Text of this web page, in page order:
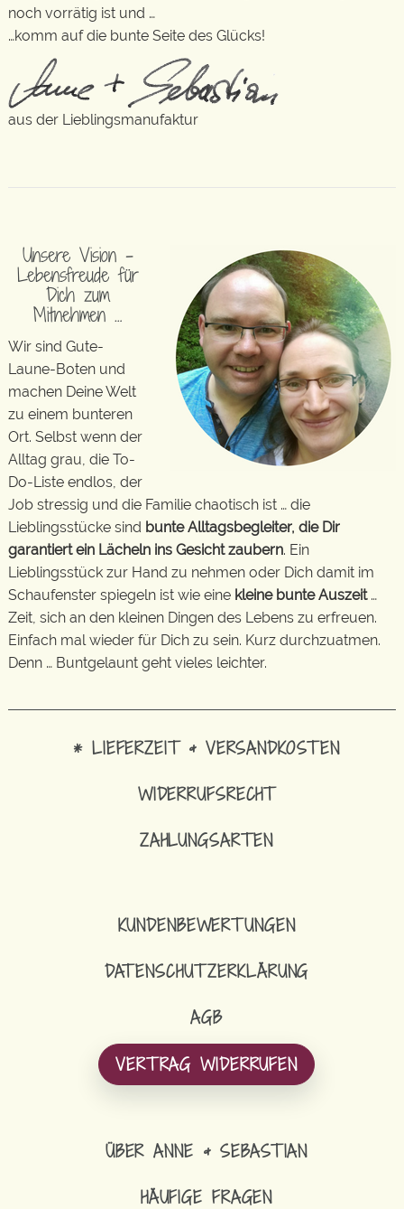
noch vorrätig ist und …
…komm auf die bunte Seite des Glücks!
aus der Lieblingsmanufaktur
Unsere Vision –
Lebensfreude für
Dich zum
Mitnehmen …
Wir sind Gute-
Laune-Boten und
machen Deine Welt
zu einem bunteren
Ort. Selbst wenn der
Alltag grau, die To-
Do-Liste endlos, der
Job stressig und die Familie chaotisch ist … die
Lieblingsstücke sind bunte Alltagsbegleiter, die Dir
garantiert ein Lächeln ins Gesicht zaubern. Ein
Lieblingsstück zur Hand zu nehmen oder Dich damit im
Schaufenster spiegeln ist wie eine kleine bunte Auszeit…
Zeit, sich an den kleinen Dingen des Lebens zu erfreuen.
Einfach mal wieder für Dich zu sein. Kurz durchzuatmen.
Denn … Buntgelaunt geht vieles leichter.
* LIEFERZEIT & VERSANDKOSTEN
WIDERRUFSRECHT
ZAHLUNGSARTEN
KUNDENBEWERTUNGEN
DATENSCHUTZERKLÄRUNG
AGB
VERTRAG WIDERRUFEN
ÜBER ANNE & SEBASTIAN
HÄUFIGE FRAGEN